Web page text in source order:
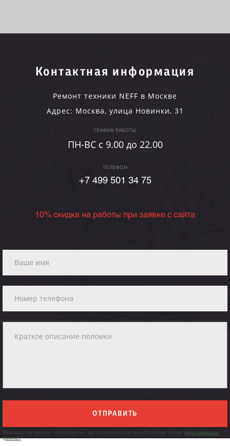
Контактная информация
Ремонт техники NEFF в Москве
Адрес: Москва, улица Новинки, 31
ГРАФИК РАБОТЫ
ПН-ВC c 9.00 до 22.00
ТЕЛЕФОН
+7 499 501 34 75
10% скидка на работы при заявке с сайта
ОТПРАВИТЬ
Нажимая на кнопку «Отправить», вы даете согласие на обработку своих персональных
данных